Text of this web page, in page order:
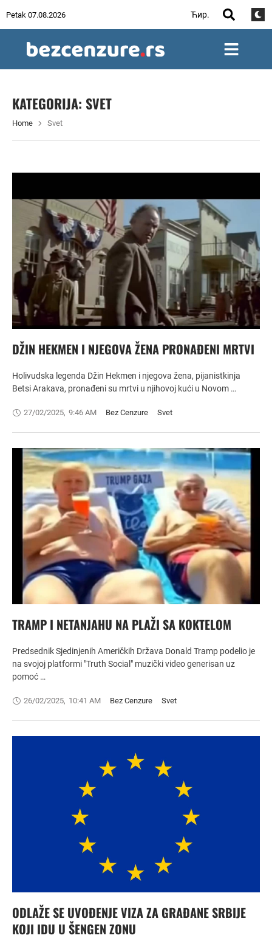
Petak 07.08.2026 Ћир.
KATEGORIJA: SVET
Home Svet
DŽIN HEKMEN I NJEGOVA ŽENA PRONAĐENI MRTVI
Holivudska legenda Džin Hekmen i njegova žena, pijanistkinja
Betsi Arakava, pronađeni su mrtvi u njihovoj kući u Novom …
27/02/2025, 9:46 AM Bez Cenzure Svet
TRAMP I NETANJAHU NA PLAŽI SA KOKTELOM
Predsednik Sjedinjenih Američkih Država Donald Tramp podelio je
na svojoj platformi "Truth Social" muzički video generisan uz
pomoć …
26/02/2025, 10:41 AM Bez Cenzure Svet
ODLAŽE SE UVOĐENJE VIZA ZA GRAĐANE SRBIJE
KOJI IDU U ŠENGEN ZONU